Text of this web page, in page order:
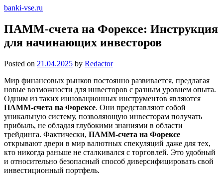
banki-vse.ru
ПАММ-счета на Форексе: Инструкция
для начинающих инвесторов
Posted on 21.04.2025 by Redactor
Мир финансовых рынков постоянно развивается, предлагая
новые возможности для инвесторов с разным уровнем опыта.
Одним из таких инновационных инструментов являются
ПАММ-счета на Форексе. Они представляют собой
уникальную систему, позволяющую инвесторам получать
прибыль, не обладая глубокими знаниями в области
трейдинга. Фактически, ПАММ-счета на Форексе
открывают двери в мир валютных спекуляций даже для тех,
кто никогда раньше не сталкивался с торговлей. Это удобный
и относительно безопасный способ диверсифицировать свой
инвестиционный портфель.